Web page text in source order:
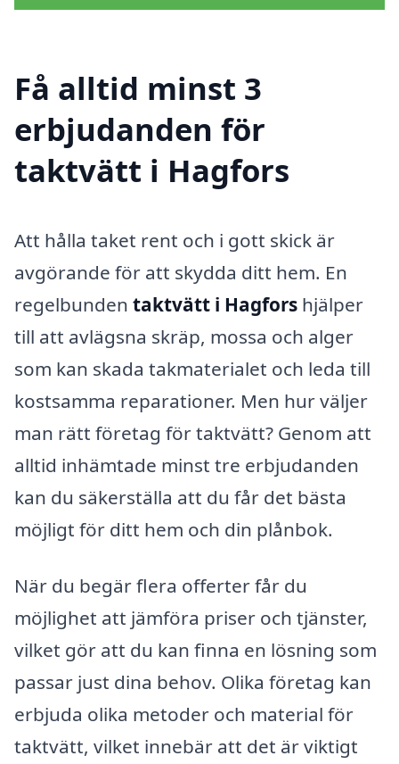
Få alltid minst 3
erbjudanden för
taktvätt i Hagfors
Att hålla taket rent och i gott skick är
avgörande för att skydda ditt hem. En
regelbunden taktvätt i Hagfors hjälper
till att avlägsna skräp, mossa och alger
som kan skada takmaterialet och leda till
kostsamma reparationer. Men hur väljer
man rätt företag för taktvätt? Genom att
alltid inhämtade minst tre erbjudanden
kan du säkerställa att du får det bästa
möjligt för ditt hem och din plånbok.
När du begär flera offerter får du
möjlighet att jämföra priser och tjänster,
vilket gör att du kan finna en lösning som
passar just dina behov. Olika företag kan
erbjuda olika metoder och material för
taktvätt, vilket innebär att det är viktigt